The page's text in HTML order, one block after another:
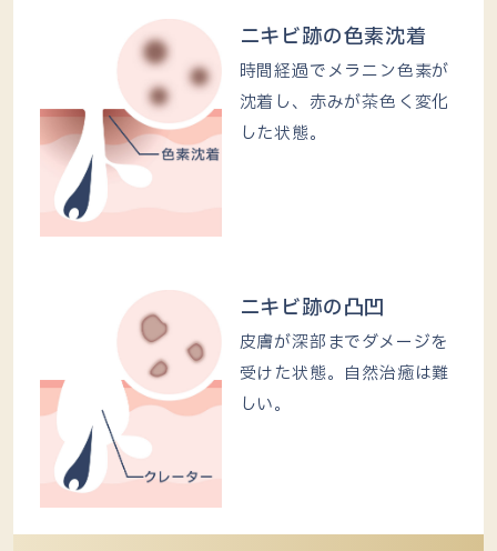
ニキビ跡の色素沈着
時間経過でメラニン色素が
沈着し、赤みが茶色く変化
した状態。
ニキビ跡の凸凹
皮膚が深部までダメージを
受けた状態。自然治癒は難
しい。